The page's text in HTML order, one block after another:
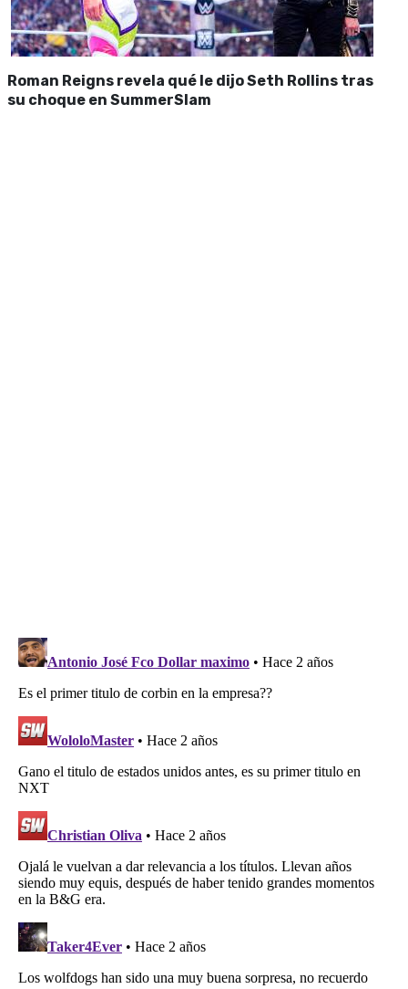
Roman Reigns revela qué le dijo Seth Rollins tras
su choque en SummerSlam